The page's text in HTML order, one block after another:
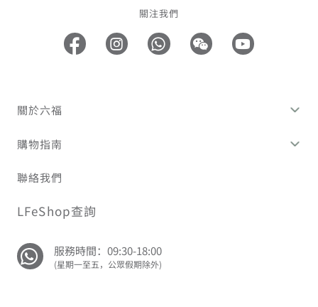
關注我們
關於六福
購物指南
聯絡我們
LFeShop查詢
服務時間：09:30-18:00
(星期一至五，公眾假期除外)